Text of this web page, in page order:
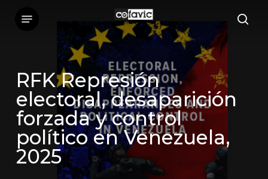
content
RFK Represión
electoral, desaparición
forzada y control
político en Venezuela,
2025